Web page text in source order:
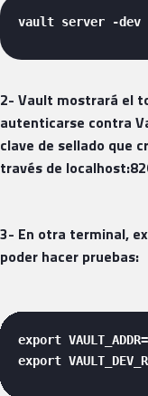
vault server -dev
2- Vault mostrará el
autenticarse contra
clave de sellado que
través de
3- En otra terminal,
poder hacer pruebas:
export VAULT_ADDR=
export